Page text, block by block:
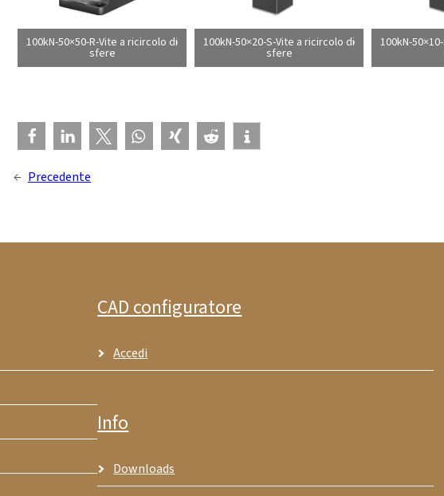
100kN-50×50-R-Vite a ricircolo di
sfere
100kN-50×20-S-Vite a ricircolo di
sfere
100kN-
← Precedente
CAD configuratore
Accedi
Info
Downloads